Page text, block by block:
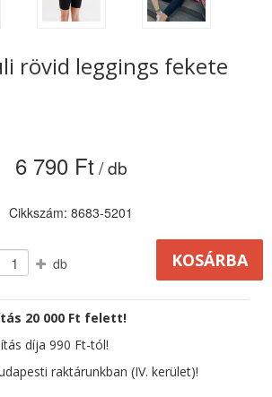
rövid leggings fekete
6 790 Ft / db
Cikkszám: 8683-5201
db
20 000 Ft felett!
díja 990 Ft-tól!
raktárunkban (IV. kerület)!